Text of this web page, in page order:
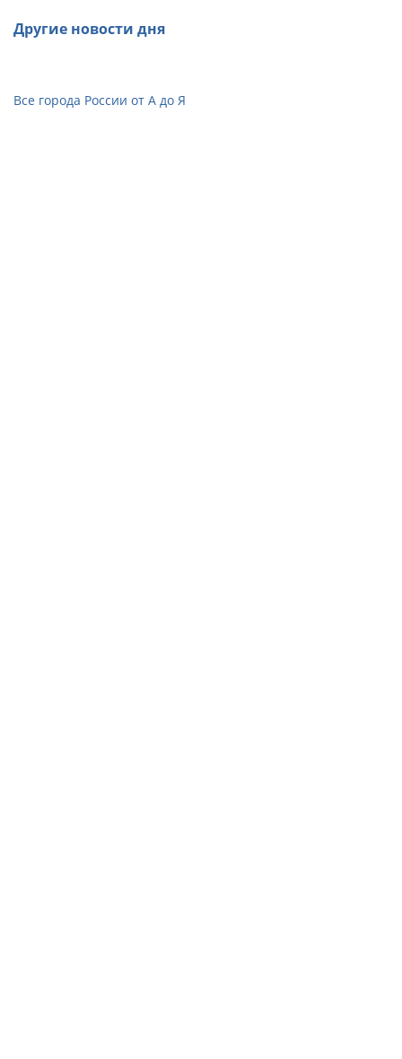
Другие новости дня
Все города России от А до Я